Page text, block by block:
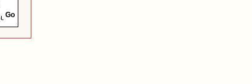
Go